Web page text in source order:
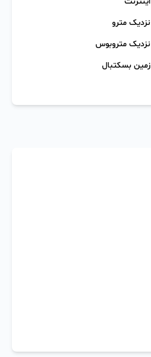
نزدیک مترو
نزدیک متروبوس
زمین بسکتبال